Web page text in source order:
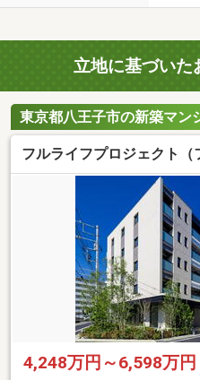
立地に基づいた
東京都八王子市の新築マン
フルライフプロジェクト
4,248万円～6,598万円